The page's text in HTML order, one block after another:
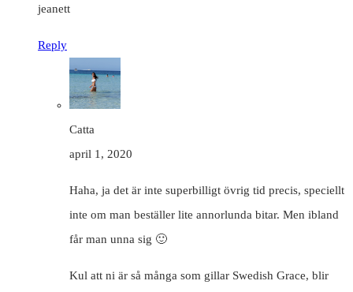
jeanett
Reply
Catta
april 1, 2020
Haha, ja det är inte superbilligt övrig tid precis, speciellt
inte om man beställer lite annorlunda bitar. Men ibland
får man unna sig 🙂
Kul att ni är så många som gillar Swedish Grace, blir